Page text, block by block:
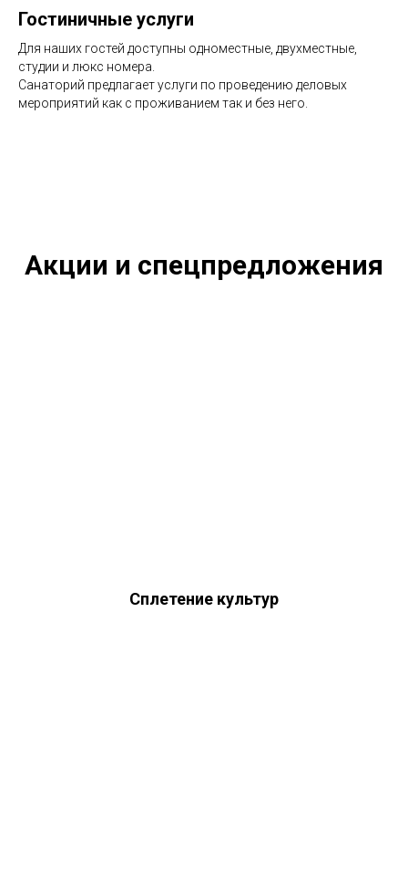
Гостиничные услуги
Для наших гостей доступны одноместные, двухместные,
студии и люкс номера.
Санаторий предлагает услуги по проведению деловых
мероприятий как с проживанием так и без него.
Акции и спецпредложения
Сплетение культур